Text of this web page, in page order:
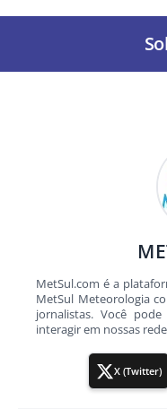
MetSul.com é a
MetSul Meteorologia
jornalistas. Você
interagir em nossas
X (Twitter)